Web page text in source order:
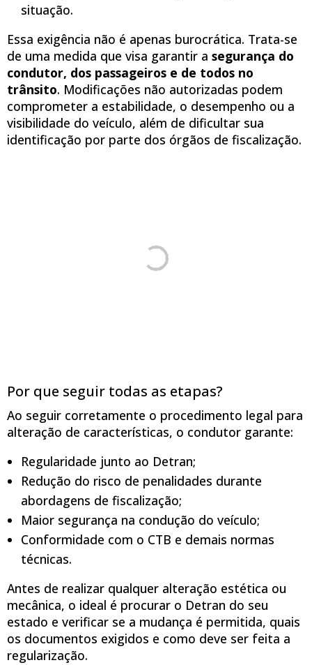
situação.
Essa exigência não é apenas burocrática. Trata-se
de uma medida que visa garantir a segurança do
condutor, dos passageiros e de todos no
trânsito. Modificações não autorizadas podem
comprometer a estabilidade, o desempenho ou a
visibilidade do veículo, além de dificultar sua
identificação por parte dos órgãos de fiscalização.
Por que seguir todas as etapas?
Ao seguir corretamente o procedimento legal para
alteração de características, o condutor garante:
Regularidade junto ao Detran;
Redução do risco de penalidades durante
abordagens de fiscalização;
Maior segurança na condução do veículo;
Conformidade com o CTB e demais normas
técnicas.
Antes de realizar qualquer alteração estética ou
mecânica, o ideal é procurar o Detran do seu
estado e verificar se a mudança é permitida, quais
os documentos exigidos e como deve ser feita a
regularização.